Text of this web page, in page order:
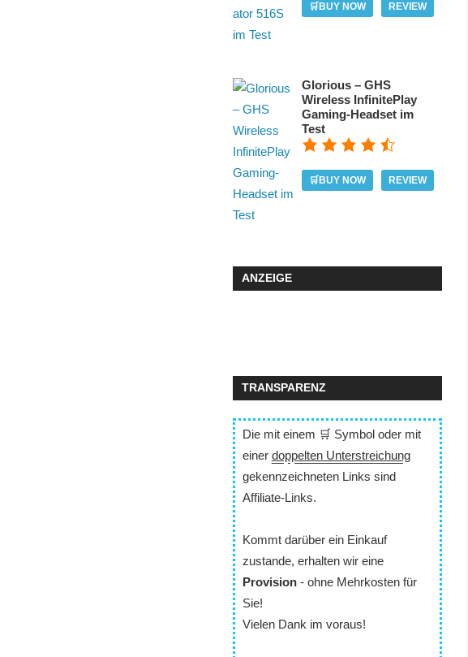
🛒BUY NOW REVIEW
Glorious – GHS
Wireless InfinitePlay
Gaming-Headset im
Test
🛒BUY NOW REVIEW
ANZEIGE
TRANSPARENZ
Die mit einem 🛒 Symbol oder mit
einer doppelten Unterstreichung
gekennzeichneten Links sind
Affiliate-Links.
Kommt darüber ein Einkauf
zustande, erhalten wir eine
Provision- ohne Mehrkosten für
Sie!
Vielen Dank im voraus!